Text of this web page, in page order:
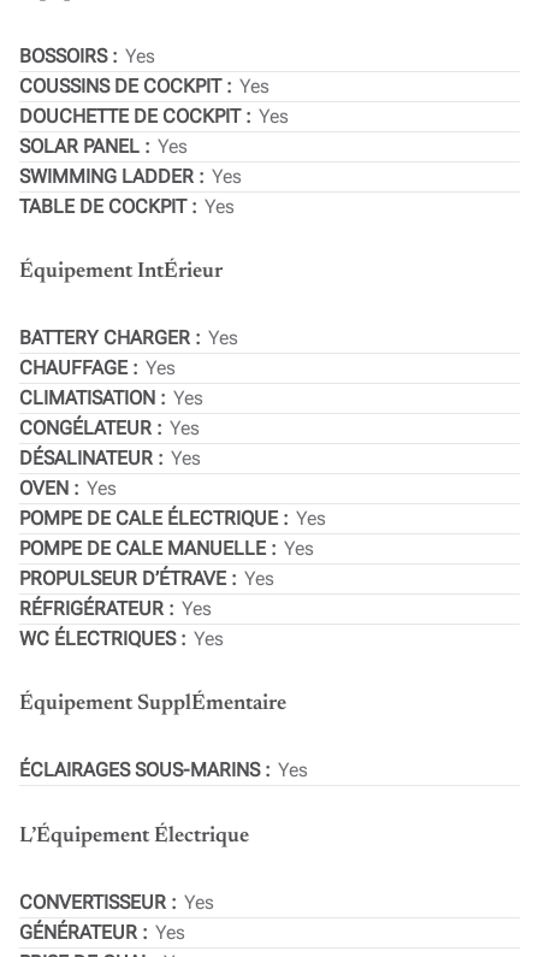
BOSSOIRS
Yes
COUSSINS DE COCKPIT
Yes
DOUCHETTE DE COCKPIT
Yes
SOLAR PANEL
Yes
SWIMMING LADDER
Yes
TABLE DE COCKPIT
Yes
Équipement IntÉrieur
BATTERY CHARGER
Yes
CHAUFFAGE
Yes
CLIMATISATION
Yes
CONGÉLATEUR
Yes
DÉSALINATEUR
Yes
OVEN
Yes
POMPE DE CALE ÉLECTRIQUE
Yes
POMPE DE CALE MANUELLE
Yes
PROPULSEUR D’ÉTRAVE
Yes
RÉFRIGÉRATEUR
Yes
WC ÉLECTRIQUES
Yes
Équipement SupplÉmentaire
ÉCLAIRAGES SOUS-MARINS Yes
L’Équipement Électrique
CONVERTISSEUR
Yes
GÉNÉRATEUR
Yes